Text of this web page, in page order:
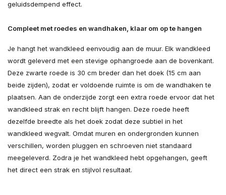
geluidsdempend effect.
Compleet met roedes en wandhaken, klaar om op te hangen
Je hangt het wandkleed eenvoudig aan de muur. Elk wandkleed
wordt geleverd met een stevige ophangroede aan de bovenkant.
Deze zwarte roede is 30 cm breder dan het doek (15 cm aan
beide zijden), zodat er voldoende ruimte is om de wandhaken te
plaatsen. Aan de onderzijde zorgt een extra roede ervoor dat het
wandkleed strak en recht blijft hangen. Deze roede heeft
dezelfde breedte als het doek zodat deze subtiel in het
wandkleed wegvalt. Omdat muren en ondergronden kunnen
verschillen, worden pluggen en schroeven niet standaard
meegeleverd. Zodra je het wandkleed hebt opgehangen, geeft
het direct een strak en stijlvol resultaat.